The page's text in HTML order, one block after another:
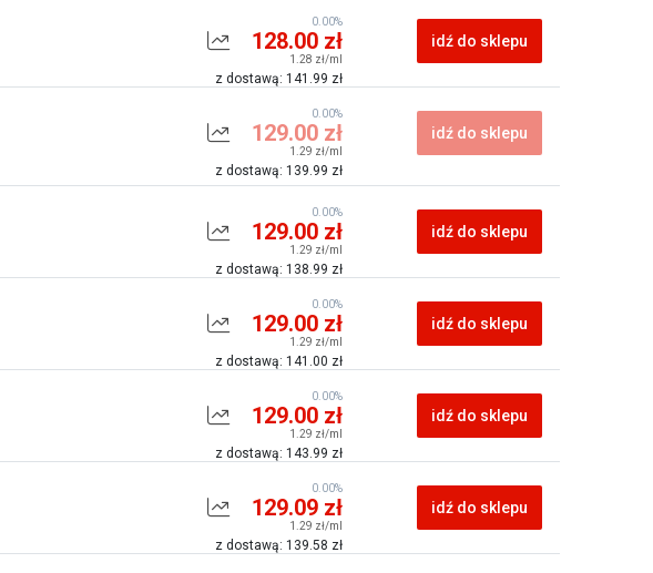
128.00 zł
1.28 zł/ml
z dostawą: 141.99 zł
0.00%
idź do sklepu
129.00 zł
1.29 zł/ml
z dostawą: 139.99 zł
0.00%
idź do sklepu
129.00 zł
1.29 zł/ml
z dostawą: 138.99 zł
0.00%
idź do sklepu
129.00 zł
1.29 zł/ml
z dostawą: 141.00 zł
0.00%
idź do sklepu
129.00 zł
1.29 zł/ml
z dostawą: 143.99 zł
0.00%
idź do sklepu
129.09 zł
1.29 zł/ml
z dostawą: 139.58 zł
0.00%
idź do sklepu